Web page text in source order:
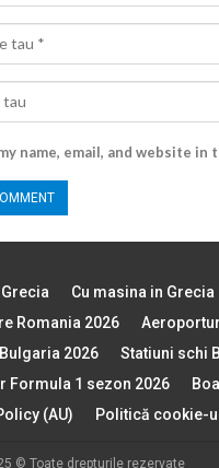
name, email, and website
Cu masina in Grecia
Romania 2026
2026
Statiuni schi
Formula 1 sezon 2026
(AU)
Politică cookie-
© Toate drepturile rezervate